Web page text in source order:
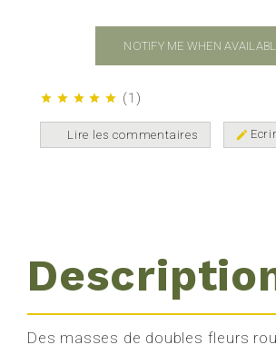
NOTIFY ME WHEN
star star star star star (1 )
Lire les commentaires edit
Des masses de doubles fleurs